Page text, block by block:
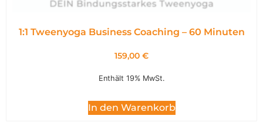
1:1 Tweenyoga Business Coaching – 60 Minuten
159,00 €
Enthält 19% MwSt.
In den Warenkorb